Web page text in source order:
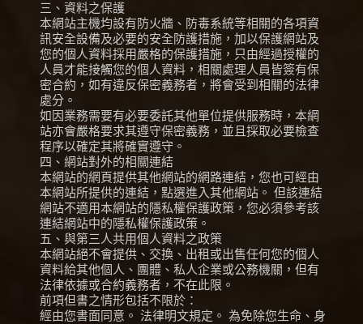
三、資料之保護
本網站主機均設有防火牆、防毒系統等相關的各項資
訊安全設備及必要的安全防護措施，加以保護網站及
您的個人資料採用嚴格的保護措施，只由經過授權的
人員才能接觸您的個人資料，相關處理人員皆簽有保
密合約，如有違反保密義務者，將會受到相關的法律
處分。
如因業務需要有必要委託其他單位提供服務時，本網
站亦會嚴格要求其遵守保密義務，並且採取必要檢查
程序以確定其將確實遵守。
四、網站對外的相關連結
本網站的網頁提供其他網站的網路連結，您也可經由
本網站所提供的連結，點選進入其他網站。 但該連結
網站不適用本網站的隱私權保護政策，您必須參考該
連結網站中的隱私權保護政策。
五、與第三人共用個人資料之政策
本網站絕不會提供、交換、出租或出售任何您的個人
資料給其他個人、團體、私人企業或公務機關，但有
法律依據或合約義務者，不在此限。
前項但書之情形包括不限於：
經由您書面同意。 法律明文規定。 為免除您生命、身